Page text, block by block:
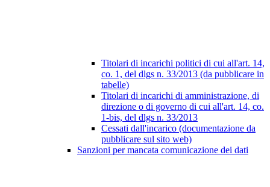
Titolari di incarichi politici di cui all'art. 14,
co. 1, del dlgs n. 33/2013 (da pubblicare in
tabelle)
Titolari di incarichi di amministrazione, di
direzione o di governo di cui all'art. 14, co.
1-bis, del dlgs n. 33/2013
Cessati dall'incarico (documentazione da
pubblicare sul sito web)
Sanzioni per mancata comunicazione dei dati